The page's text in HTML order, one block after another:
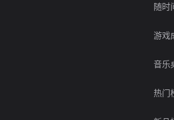
随时
游戏
音乐
热门